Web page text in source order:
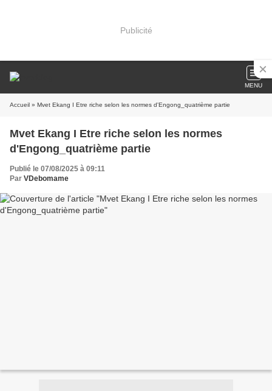
Publicité
MENU
Accueil » Mvet Ekang I Etre riche selon les normes d'Engong_quatrième partie
Mvet Ekang I Etre riche selon les normes
d'Engong_quatrième partie
Publié le 07/08/2025 à 09:11
Par VDebomame